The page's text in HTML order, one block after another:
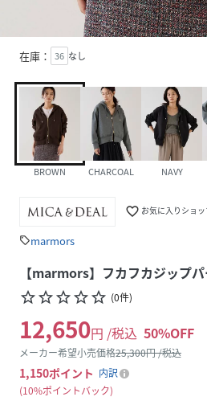
在庫： 36 なし
BROWN CHARCOAL NAVY
favorite_border お気に入りショ
sellmarmors
【marmors】フカフカジップ
star_borderstar_borderstar_borderstar_borderstar_border (0件)
12,650円 /税込 50%OFF
メーカー希望小売価格25,300円 /税込
1,150ポイント 内訳
10%ポイントバック